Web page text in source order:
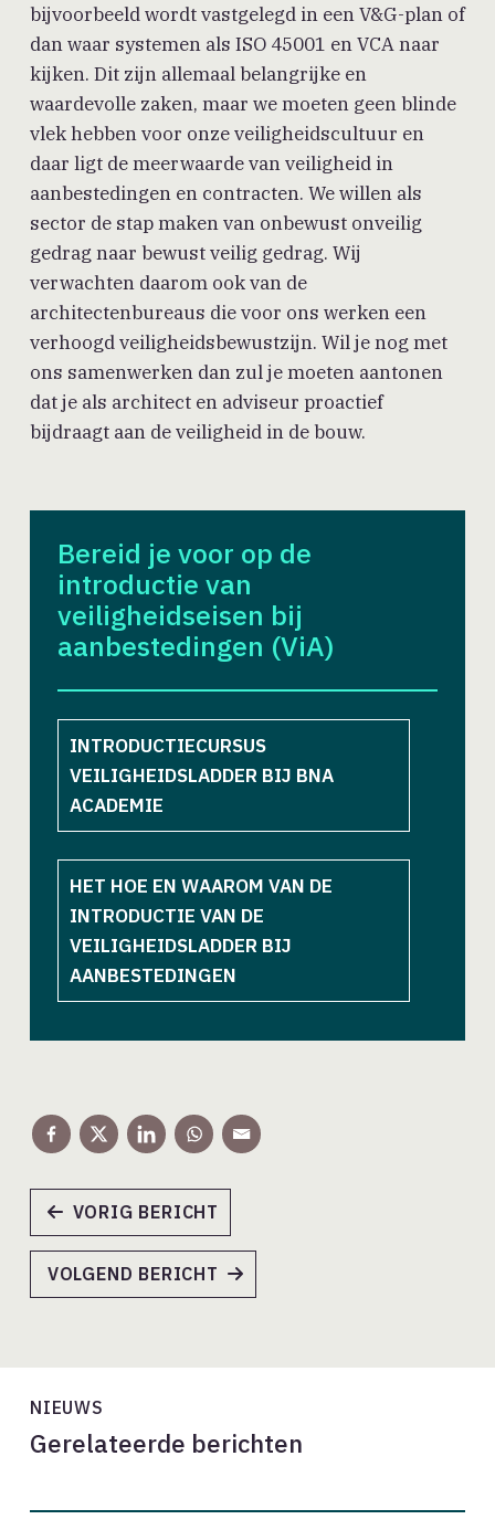
bijvoorbeeld wordt vastgelegd in een V&G-plan of
dan waar systemen als ISO 45001 en VCA naar
kijken. Dit zijn allemaal belangrijke en
waardevolle zaken, maar we moeten geen blinde
vlek hebben voor onze veiligheidscultuur en
daar ligt de meerwaarde van veiligheid in
aanbestedingen en contracten. We willen als
sector de stap maken van onbewust onveilig
gedrag naar bewust veilig gedrag. Wij
verwachten daarom ook van de
architectenbureaus die voor ons werken een
verhoogd veiligheidsbewustzijn. Wil je nog met
ons samenwerken dan zul je moeten aantonen
dat je als architect en adviseur proactief
bijdraagt aan de veiligheid in de bouw.
Bereid je voor op de
introductie van
veiligheidseisen bij
aanbestedingen (ViA)
INTRODUCTIECURSUS
VEILIGHEIDSLADDER BIJ BNA
ACADEMIE
HET HOE EN WAAROM VAN DE
INTRODUCTIE VAN DE
VEILIGHEIDSLADDER BIJ
AANBESTEDINGEN
VORIG BERICHT
VOLGEND BERICHT
NIEUWS
Gerelateerde berichten